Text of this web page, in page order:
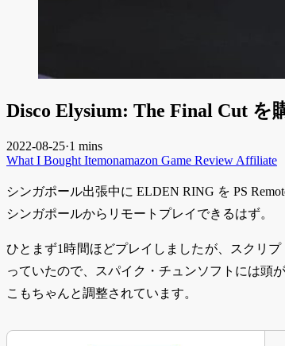
Disco Elysium: The Final Cut を
2022-08-25·1 mins
What I BoughtItemonamazon Game ReviewAffiliate
シンガポール出張中に ELDEN RING を PS
シンガポールからリモートプレイできるはず。
ひとまず1時間ほどプレイしましたが、スクリ
っていたので、スパイク・チュンソフトには頭
こもちゃんと調整されています。